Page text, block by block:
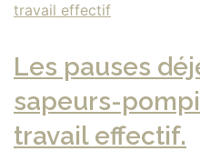
travail effectif
Les pauses
sapeurs-
travail effectif.